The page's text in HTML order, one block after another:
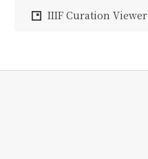
IIIF Curation Viewer